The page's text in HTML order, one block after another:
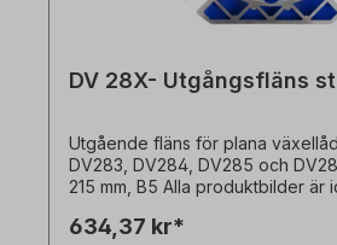
DV 28X- Utgångsfläns
Utgående fläns för plana
DV283, DV284, DV285 och
215 mm, B5 Alla produktbilder är
634,37 kr*